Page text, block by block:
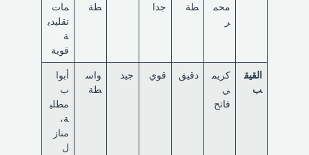
محم
طة
جدا
طة
مات
تقليدي
قوية
القيق
ب
كريم
فاتح
دقيق قوي جيد
واس
طة
أبوا
مطلي
ة،
مناز